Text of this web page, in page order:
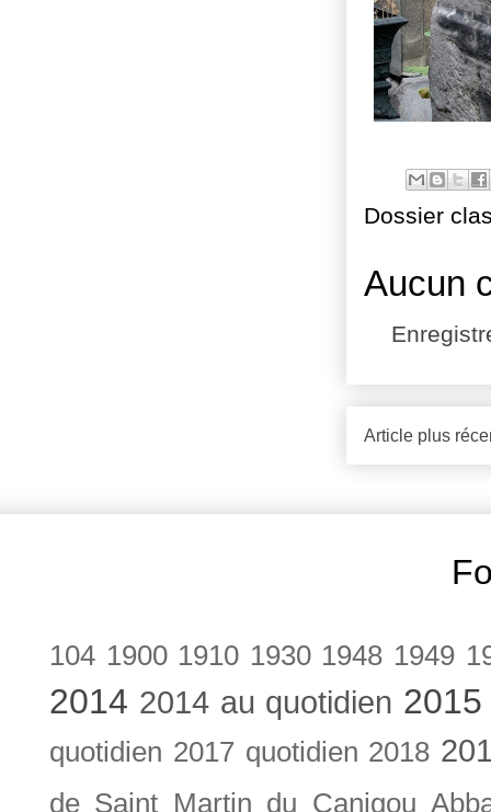
Dossier
Aucun
Article plus
104 1900 1910 1930 1948 1949
2014 2014 au quotidien
quotidien 2017 quotidien 2018
de Saint Martin du Canigou